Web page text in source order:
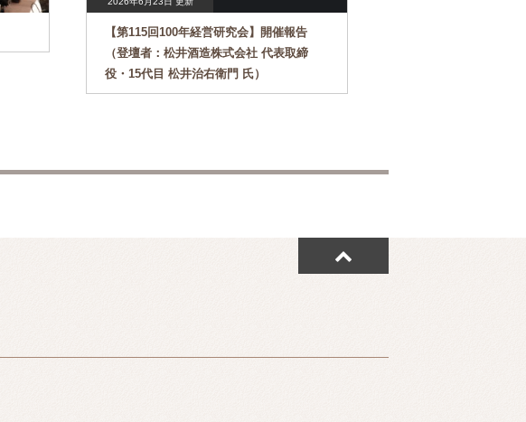
【第115回100年経営研究会】開催報告
（登壇者：松井酒造株式会社 代表取締
役・15代目 松井治右衛門 氏）